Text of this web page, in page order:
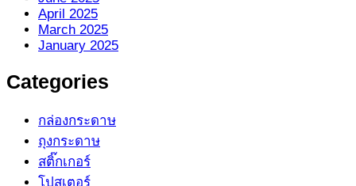
April 2025
March 2025
January 2025
Categories
กล่องกระดาษ
ถุงกระดาษ
สติ๊กเกอร์
โปสเตอร์